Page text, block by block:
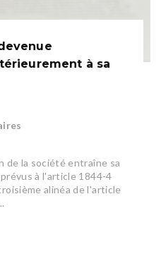
à sa
de la société entraîne sa
à l'article 1844-4
alinéa de l'article